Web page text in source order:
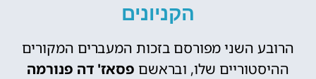
הקניונים
הרובע השני מפורסם בזכות המעברים המקורים
ההיסטוריים שלו, ובראשם פסאז' דה פנורמה